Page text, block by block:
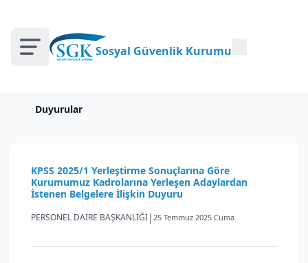
Sosyal Güvenlik Kurumu
Duyurular
KPSS 2025/1 Yerleştirme Sonuçlarına Göre
Kurumumuz Kadrolarına Yerleşen Adaylardan
İstenen Belgelere İlişkin Duyuru
PERSONEL DAİRE BAŞKANLIĞI| 25 Temmuz 2025 Cuma